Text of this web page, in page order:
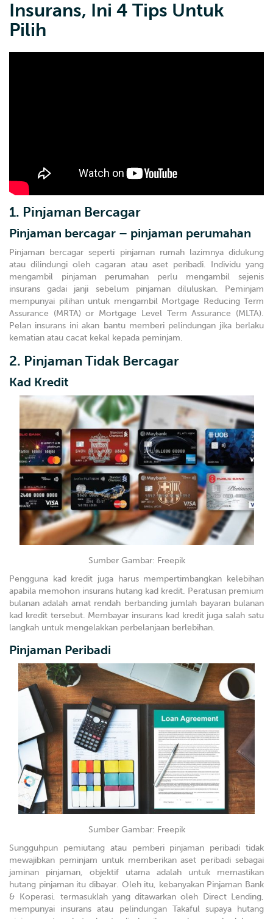
Insurans, Ini 4 Tips Untuk
Pilih
1. Pinjaman Bercagar
Pinjaman bercagar – pinjaman perumahan
Pinjaman bercagar seperti pinjaman rumah lazimnya didukung
atau dilindungi oleh cagaran atau aset peribadi. Individu yang
mengambil pinjaman perumahan perlu mengambil sejenis
insurans gadai janji sebelum pinjaman diluluskan. Peminjam
mempunyai pilihan untuk mengambil Mortgage Reducing Term
Assurance (MRTA) or Mortgage Level Term Assurance (MLTA).
Pelan insurans ini akan bantu memberi pelindungan jika berlaku
kematian atau cacat kekal kepada peminjam.
2. Pinjaman Tidak Bercagar
Kad Kredit
Sumber Gambar: Freepik
Pengguna kad kredit juga harus mempertimbangkan kelebihan
apabila memohon insurans hutang kad kredit. Peratusan premium
bulanan adalah amat rendah berbanding jumlah bayaran bulanan
kad kredit tersebut. Membayar insurans kad kredit juga salah satu
langkah untuk mengelakkan perbelanjaan berlebihan.
Pinjaman Peribadi
Sumber Gambar: Freepik
Sungguhpun pemiutang atau pemberi pinjaman peribadi tidak
mewajibkan peminjam untuk memberikan aset peribadi sebagai
jaminan pinjaman, objektif utama adalah untuk memastikan
hutang pinjaman itu dibayar. Oleh itu, kebanyakan Pinjaman Bank
& Koperasi, termasuklah yang ditawarkan oleh Direct Lending,
mempunyai insurans atau pelindungan Takaful supaya hutang